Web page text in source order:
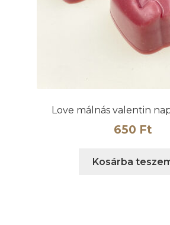
Love málnás valentin
650 Ft
Kosárba